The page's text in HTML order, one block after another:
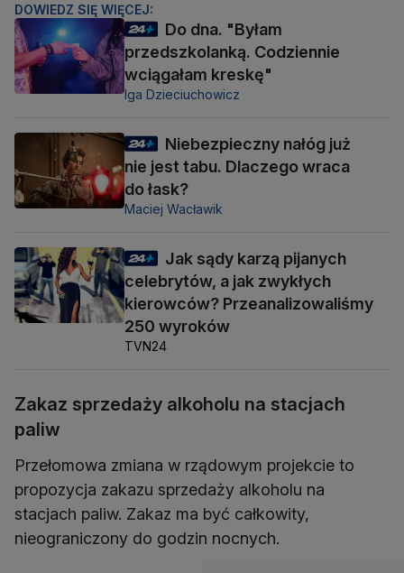
DOWIEDZ SIĘ WIĘCEJ:
Do dna. "Byłam
przedszkolanką. Codziennie
wciągałam kreskę"
Iga Dzieciuchowicz
Niebezpieczny nałóg już
nie jest tabu. Dlaczego wraca
do łask?
Maciej Wacławik
Jak sądy karzą pijanych
celebrytów, a jak zwykłych
kierowców? Przeanalizowaliśmy
250 wyroków
TVN24
Zakaz sprzedaży alkoholu na stacjach
paliw
Przełomowa zmiana w rządowym projekcie to
propozycja zakazu sprzedaży alkoholu na
stacjach paliw. Zakaz ma być całkowity,
nieograniczony do godzin nocnych.